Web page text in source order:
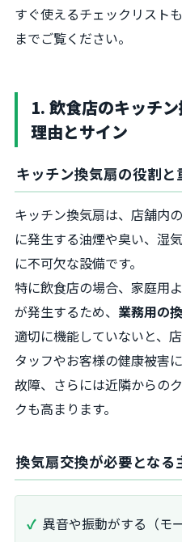
すぐ使えるチェックリスト
までご覧ください。
1. 飲食店のキッチ
理由とサイン
キッチン換気扇の役割と
キッチン換気扇は、店舗内
に発生する油煙や臭い、湿
に不可欠な設備です。
特に飲食店の場合、家庭用
が発生するため、 業務用の
適切に機能していないと、
タッフやお客様の健康被害
故障、さらには近隣からの
クも高まります。
換気扇交換が必要となる
異音や振動がする（モ